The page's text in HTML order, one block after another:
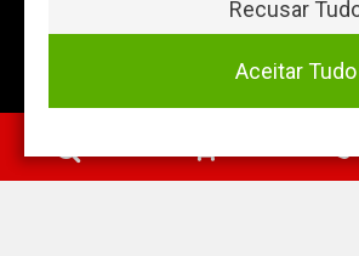
Aceitar Tudo
Recusar